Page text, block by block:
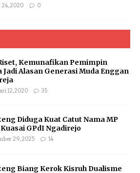
2020 0
Kemunafikan Pemimpin
Jadi Alasan Generasi Muda Enggan
12, 2020 35
Diduga Kuat Catut Nama MP
GPdI Ngadirejo
29, 2025 14
Biang Kerok Kisruh Dualisme